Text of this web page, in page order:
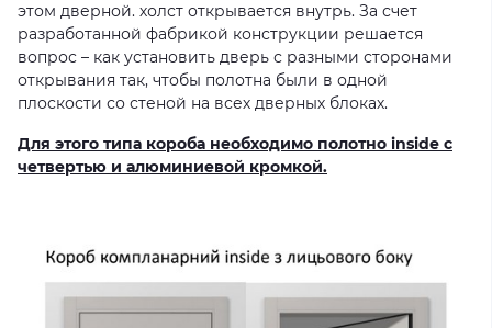
этом дверной. холст открывается внутрь. За счет
разработанной фабрикой конструкции решается
вопрос – как установить дверь с разными сторонами
открывания так, чтобы полотна были в одной
плоскости со стеной на всех дверных блоках.
Для этого типа короба необходимо полотно inside с
четвертью и алюминиевой кромкой.